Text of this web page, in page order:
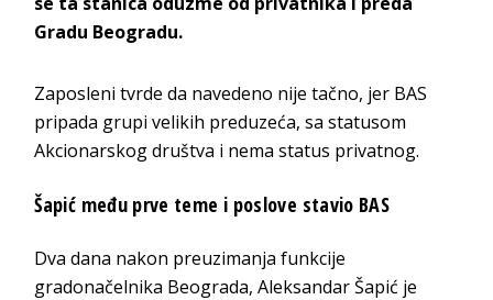
Gradu Beogradu.
Zaposleni tvrde da navedeno nije tačno, jer BAS
pripada grupi velikih preduzeća, sa statusom
Akcionarskog društva i nema status privatnog.
Šapić među prve teme i poslove stavio BAS
Dva dana nakon preuzimanja funkcije
gradonačelnika Beograda, Aleksandar Šapić je